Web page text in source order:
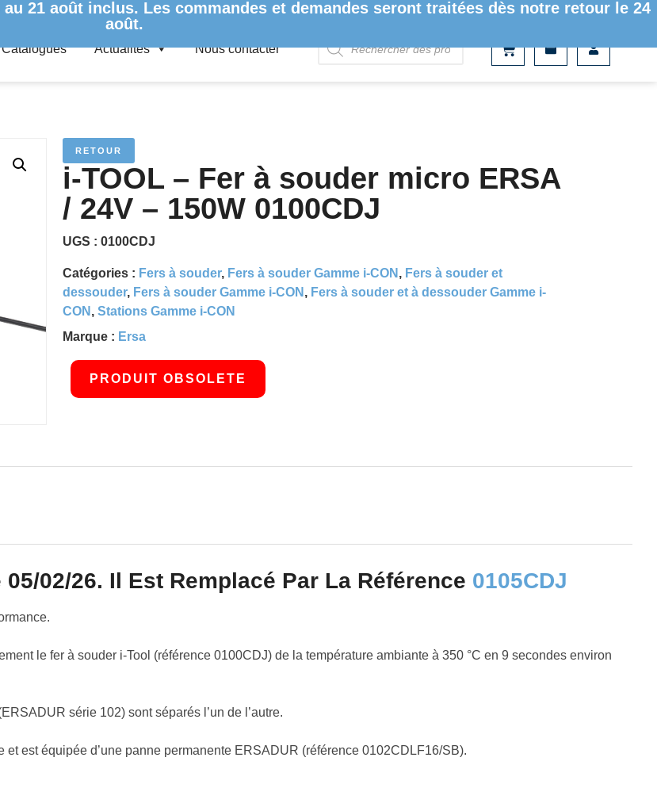
21 août inclus. Les commandes et demandes seront traitées dès notre retour le 24
août.
Catalogues Actualités Nous contacter
/ 24V – 150W 0100CDJ
RETOUR
i-TOOL – Fer à souder micro ERSA
/ 24V – 150W 0100CDJ
UGS : 0100CDJ
Catégories : Fers à souder, Fers à souder Gamme i-CON , Fers à souder et
dessouder, Fers à souder Gamme i-CON , Fers à souder et à dessouder Gamme i-
CON , Stations Gamme i-CON
Marque : Ersa
PRODUIT OBSOLETE
02/26. Il Est Remplacé Par La Référence 0105CDJ
le fer à souder i-Tool (référence 0100CDJ) de la température ambiante à 350 °C en 9 secondes environ
série 102) sont séparés l’un de l’autre.
est équipée d’une panne permanente ERSADUR (référence 0102CDLF16/SB).